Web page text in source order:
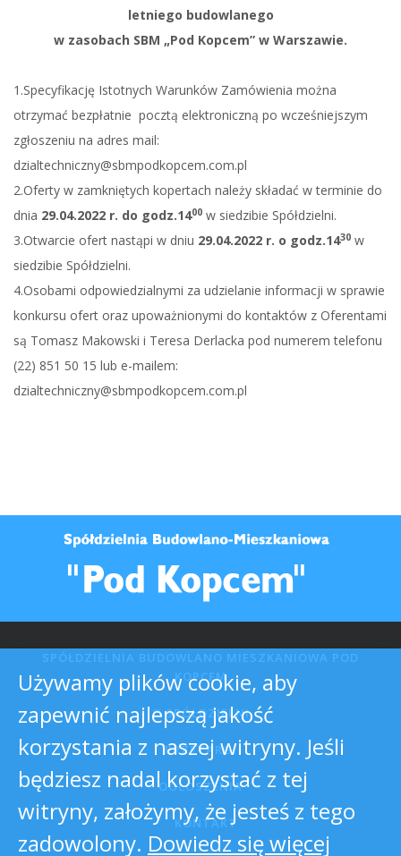
letniego budowlanego
w zasobach SBM „Pod Kopcem” w Warszawie.
1.Specyfikację Istotnych Warunków Zamówienia można
otrzymać bezpłatnie pocztą elektroniczną po wcześniejszym
zgłoszeniu na adres mail:
dzialtechniczny@sbmpodkopcem.com.pl
2.Oferty w zamkniętych kopertach należy składać w terminie do
dnia 29.04.2022 r. do godz.1400 w siedzibie Spółdzielni.
3.Otwarcie ofert nastąpi w dniu 29.04.2022 r. o godz.1430 w
siedzibie Spółdzielni.
4.Osobami odpowiedzialnymi za udzielanie informacji w sprawie
konkursu ofert oraz upoważnionymi do kontaktów z Oferentami
są Tomasz Makowski i Teresa Derlacka pod numerem telefonu
(22) 851 50 15 lub e-mailem:
dzialtechniczny@sbmpodkopcem.com.pl
KOPCEM
O SPÓŁDZIELNI
PRZETARGI
OGŁOSZENIA
KONTAKT
Używamy plików cookie, aby
zapewnić najlepszą jakość
korzystania z naszej witryny. Jeśli
będziesz nadal korzystać z tej
witryny, założymy, że jesteś z tego
zadowolony. Dowiedz się więcej